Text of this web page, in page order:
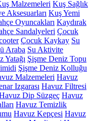
Malzemeleri Kuş Sağlık
Aksesuarları Kuş Yemi
Oyuncakları Kaydırak
Sandalyeleri Çocuk
Çocuk Kaykay Su
Araba Su Aktivite
Yatağı Şişme Deniz Topu
Şişme Deniz Kolluğu
Malzemeleri Havuz
Izgarası Havuz Filtresi
Dip Süzgeç Havuz
Havuz Temizlik
Havuz Kepçesi Havuz